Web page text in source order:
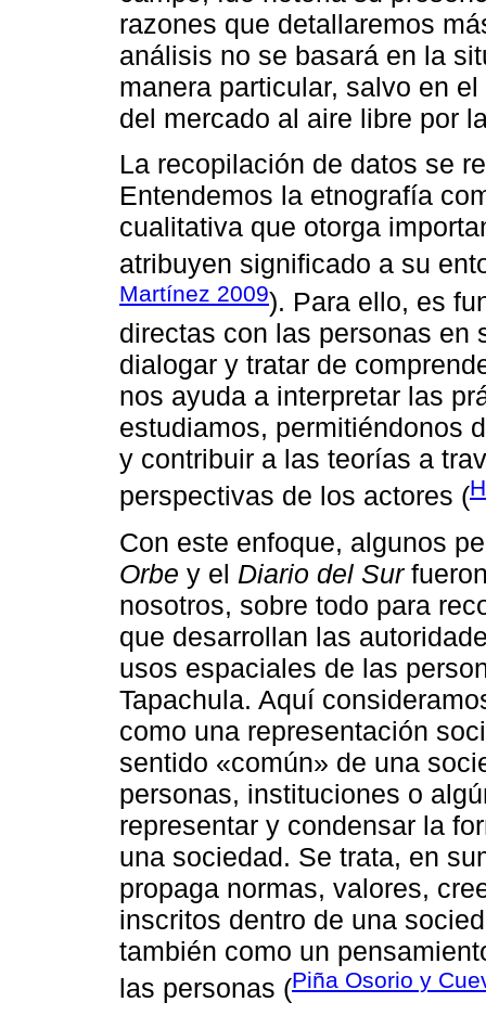
razones que detallaremos
análisis no se basará en la
manera particular, salvo en
del mercado al aire libre por
La recopilación de datos se
Entendemos la etnografía
cualitativa que otorga
atribuyen significado a su
Martínez 2009). Para ello, es
directas con las personas en
dialogar y tratar de
nos ayuda a interpretar las
estudiamos, permitiéndonos
y contribuir a las teorías a
perspectivas de los actores (
Con este enfoque, algunos
Orbe y el Diario del Sur
nosotros, sobre todo para
que desarrollan las
usos espaciales de las
Tapachula. Aquí
como una representación
sentido «común» de una
personas, instituciones o
representar y condensar la
una sociedad. Se trata, en
propaga normas, valores,
inscritos dentro de una
también como un
las personas (Piña Osorio y